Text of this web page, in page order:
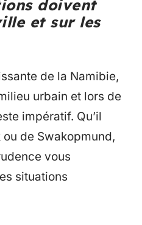
doivent
et sur les
de la Namibie,
urbain et lors de
impératif. Qu’il
ou de Swakopmund,
vous
situations